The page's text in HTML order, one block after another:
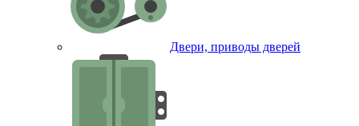
Двери, приводы дверей